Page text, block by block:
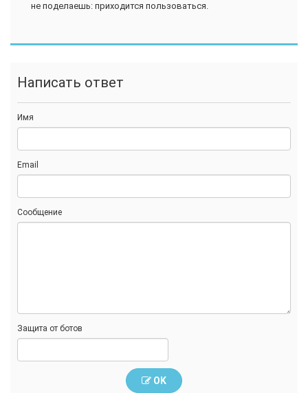
не поделаешь: приходится пользоваться.
Написать ответ
Имя
Email
Сообщение
Защита от ботов
OK